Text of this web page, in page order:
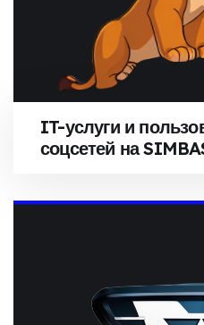
IT-услуги и
соцсетей на